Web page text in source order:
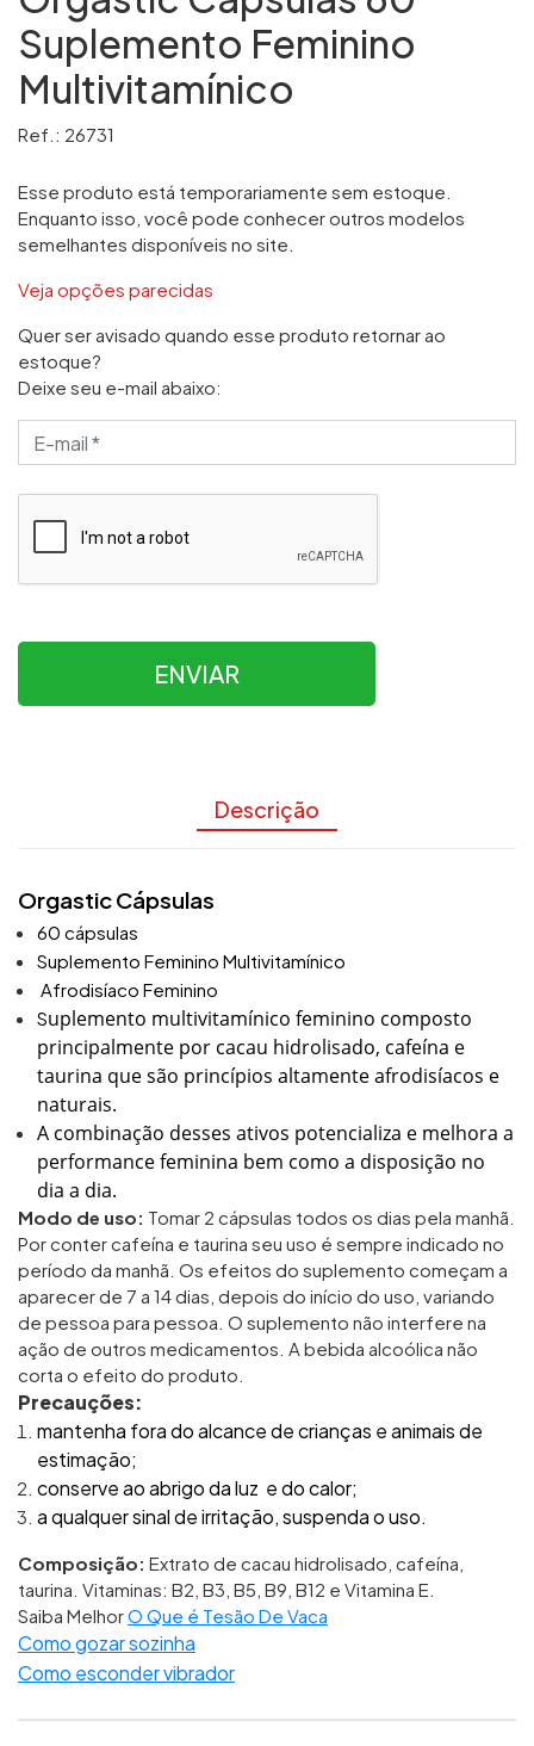
Suplemento Feminino
Multivitamínico
Ref.: 26731
Esse produto está temporariamente sem estoque.
Enquanto isso, você pode conhecer outros modelos
semelhantes disponíveis no site.
Veja opções parecidas
Quer ser avisado quando esse produto retornar ao
estoque?
Deixe seu e-mail abaixo:
ENVIAR
Descrição
Orgastic Cápsulas
60 cápsulas
Suplemento Feminino Multivitamínico
Afrodisíaco Feminino
Suplemento multivitamínico feminino composto
principalmente por cacau hidrolisado, cafeína e
taurina que são princípios altamente afrodisíacos e
naturais.
A combinação desses ativos potencializa e melhora a
performance feminina bem como a disposição no
dia a dia.
Modo de uso: Tomar 2 cápsulas todos os dias pela manhã.
Por conter cafeína e taurina seu uso é sempre indicado no
período da manhã. Os efeitos do suplemento começam a
aparecer de 7 a 14 dias, depois do início do uso, variando
de pessoa para pessoa. O suplemento não interfere na
ação de outros medicamentos. A bebida alcoólica não
corta o efeito do produto.
Precauções:
mantenha fora do alcance de crianças e animais de
estimação;
conserve ao abrigo da luz e do calor;
a qualquer sinal de irritação, suspenda o uso.
Composição: Extrato de cacau hidrolisado, cafeína,
taurina. Vitaminas: B2, B3, B5, B9, B12 e Vitamina E.
Saiba MelhorO Que é Tesão De Vaca
Como gozar sozinha
Como esconder vibrador